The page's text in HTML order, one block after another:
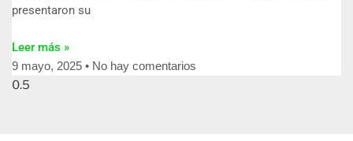
presentaron su
Leer más »
9 mayo, 2025 No hay comentarios